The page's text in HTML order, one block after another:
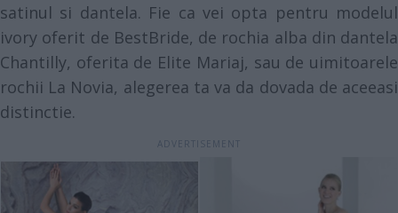
satinul si dantela. Fie ca vei opta pentru modelul
ivory oferit de BestBride, de rochia alba din dantela
Chantilly, oferita de Elite Mariaj, sau de uimitoarele
rochii La Novia, alegerea ta va da dovada de aceeasi
distinctie.